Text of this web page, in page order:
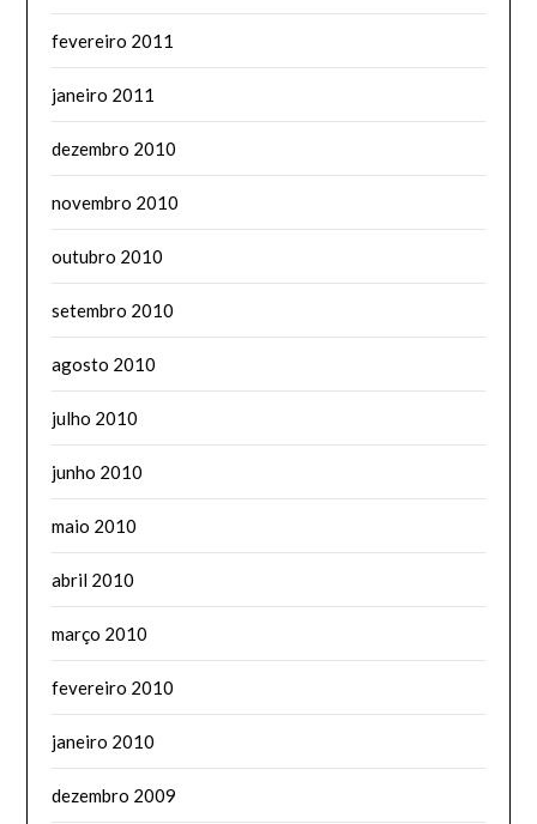
fevereiro 2011
janeiro 2011
dezembro 2010
novembro 2010
outubro 2010
setembro 2010
agosto 2010
julho 2010
junho 2010
maio 2010
abril 2010
março 2010
fevereiro 2010
janeiro 2010
dezembro 2009